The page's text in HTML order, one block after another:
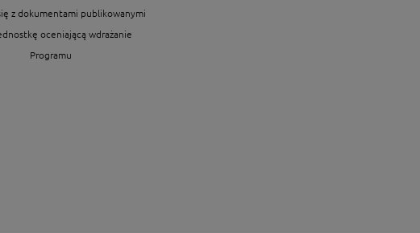
z dokumentami publikowanymi
oceniającą wdrażanie
Programu